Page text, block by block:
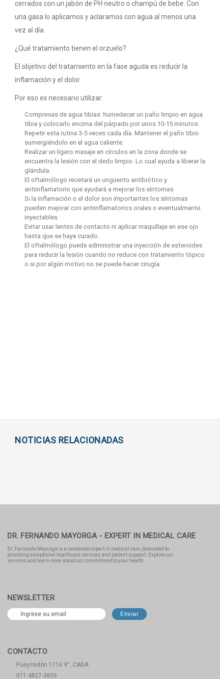
cerrados con un jabón de PH neutro o champú de bebe. Con
una gasa lo aplicamos y aclaramos con agua al menos una
vez al día.
¿Qué tratamiento tienen el orzuelo?
El objetivo del tratamiento en la fase aguda es reducir la
inflamación y el dolor.
Por eso es necesario utilizar:
Compresas de agua tibias: humedecer un paño limpio en agua
tibia y colocarlo encima del párpado por unos 10-15 minutos.
Repetir esta rutina 3-5 veces cada día. Mantener el paño tibio
sumergiéndolo en el agua caliente.
Realizar un ligero masaje en círculos en la zona donde se
encuentra la lesión con el dedo limpio. Lo cual ayuda a liberar la
glándula.
El oftalmólogo recetará un ungüento antibiótico y
antiinflamatorio que ayudará a mejorar los síntomas.
Si la inflamación o el dolor son importantes los síntomas
pueden mejorar con antiinflamatorios orales o eventualmente
inyectables.
Evitar usar lentes de contacto ni aplicar maquillaje en ese ojo
hasta que se haya curado.
El oftalmólogo puede administrar una inyección de esteroides
para reducir la lesión cuando no reduce con tratamiento tópico
o si por algún motivo no se puede hacer cirugía.
NOTICIAS RELACIONADAS
DR. FERNANDO MAYORGA - EXPERT IN MEDICAL CARE
Dr. Fernando Mayorga is a renowned expert in medical care, dedicated to
providing exceptional healthcare services and patient support. Explore our
services and learn more about our commitment to your health.
NEWSLETTER
CONTACTO
Pueyrredón 1716 9°, CABA
011 4827-3839